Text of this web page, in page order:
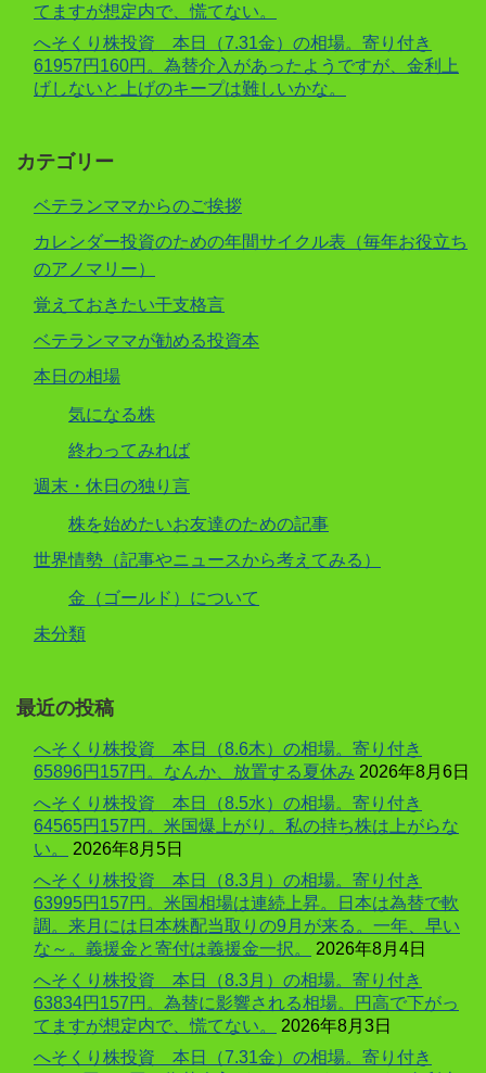
てますが想定内で、慌てない。
へそくり株投資 本日（7.31金）の相場。寄り付き
61957円160円。為替介入があったようですが、金利上
げしないと上げのキープは難しいかな。
カテゴリー
ベテランママからのご挨拶
カレンダー投資のための年間サイクル表（毎年お役立ち
のアノマリー）
覚えておきたい干支格言
ベテランママが勧める投資本
本日の相場
気になる株
終わってみれば
週末・休日の独り言
株を始めたいお友達のための記事
世界情勢（記事やニュースから考えてみる）
金（ゴールド）について
未分類
最近の投稿
へそくり株投資 本日（8.6木）の相場。寄り付き
65896円157円。なんか、放置する夏休み 2026年8月6日
へそくり株投資 本日（8.5水）の相場。寄り付き
64565円157円。米国爆上がり。私の持ち株は上がらな
い。
2026年8月5日
へそくり株投資 本日（8.3月）の相場。寄り付き
63995円157円。米国相場は連続上昇。日本は為替で軟
調。来月には日本株配当取りの9月が来る。一年、早い
な～。義援金と寄付は義援金一択。
2026年8月4日
へそくり株投資 本日（8.3月）の相場。寄り付き
63834円157円。為替に影響される相場。円高で下がっ
てますが想定内で、慌てない。
2026年8月3日
へそくり株投資 本日（7.31金）の相場。寄り付き